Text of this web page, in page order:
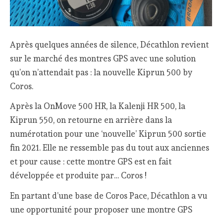
Après quelques années de silence, Décathlon revient
sur le marché des montres GPS avec une solution
qu’on n’attendait pas : la nouvelle Kiprun 500 by
Coros.
Après la OnMove 500 HR, la Kalenji HR 500, la
Kiprun 550, on retourne en arrière dans la
numérotation pour une ‘nouvelle’ Kiprun 500 sortie
fin 2021. Elle ne ressemble pas du tout aux anciennes
et pour cause : cette montre GPS est en fait
développée et produite par… Coros !
En partant d’une base de Coros Pace, Décathlon a vu
une opportunité pour proposer une montre GPS